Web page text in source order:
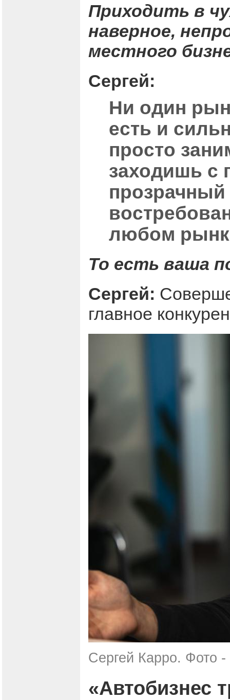
Приходить в
наверное,
местного
Сергей:
Ни один
есть и
просто
заходишь с
прозрачный
любом
То есть ваша
Сергей:
главное
Сергей Карро. Фото
«Автобизнес